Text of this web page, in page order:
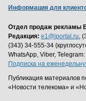
Информация для
Отдел продаж рекламы
Редакция: e1@iportal.ru,
(343) 34-555-34
WhatsApp, Viber,
Подписка на
Публикация материалов
«Новости телекома» и